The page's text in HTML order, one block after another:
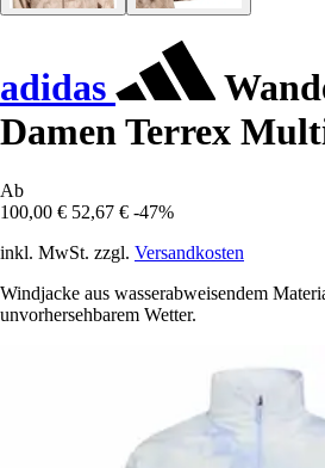
adidas
Damen Terrex
Ab
100,00 € 52,67 € -47%
inkl. MwSt. zzgl. Versandkosten
Windjacke aus wasserabweisendem
unvorhersehbarem Wetter.